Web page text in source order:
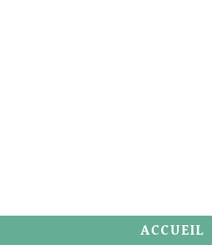
ACCUEIL